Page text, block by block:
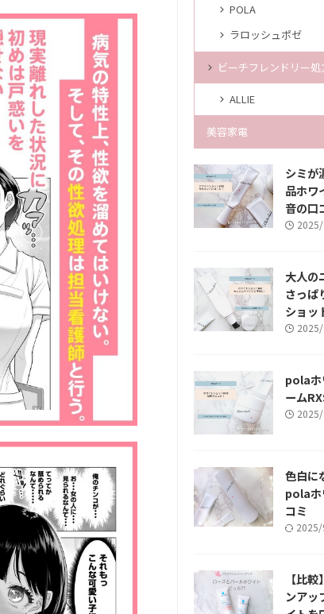
POLA
ラロッシュポゼ
ビーチフレンドリー処
ALLIE
美容家電
シミが
品ホワ
音の口
大人の
さっぱ
ショッ
polaホ
ーム
色白に
polaホ
コミ
【比
ンアッ